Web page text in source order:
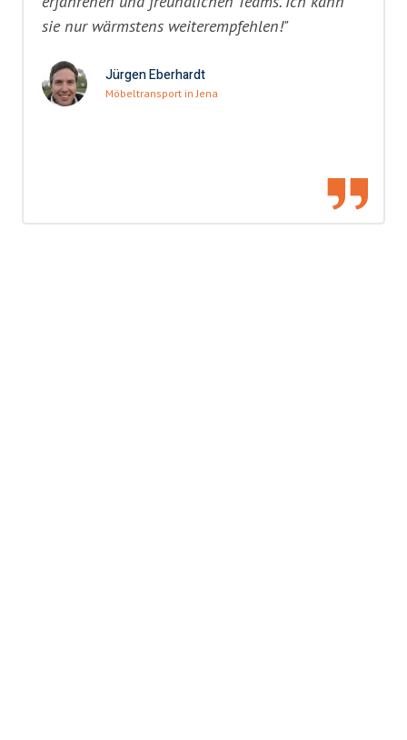
sie nur wärmstens weiterempfehlen!"
Jürgen Eberhardt
Möbeltransport in Jena